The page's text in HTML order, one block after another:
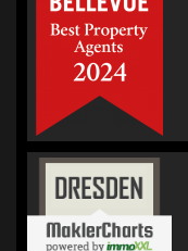
werkenntdenBESTEN.de